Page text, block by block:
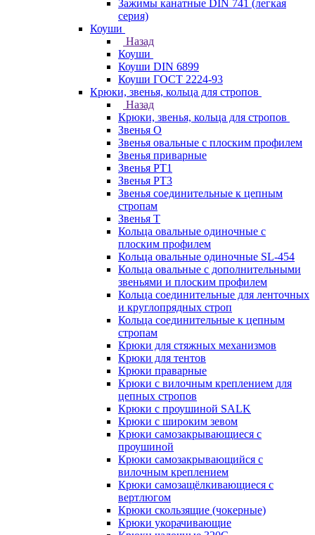
Зажимы канатные DIN 741 (легкая
серия)
Коуши
Назад
Коуши
Коуши DIN 6899
Коуши ГОСТ 2224-93
Крюки, звенья, кольца для стропов
Назад
Крюки, звенья, кольца для стропов
Звенья О
Звенья овальные с плоским профилем
Звенья приварные
Звенья РТ1
Звенья РТ3
Звенья соединительные к цепным
стропам
Звенья Т
Кольца овальные одиночные c
плоским профилем
Кольца овальные одиночные SL-454
Кольца овальные с дополнительными
звеньями и плоским профилем
Кольца соединительные для ленточных
и круглопрядных строп
Кольца соединительные к цепным
стропам
Крюки для стяжных механизмов
Крюки для тентов
Крюки праварные
Крюки с вилочным креплением для
цепных стропов
Крюки с проушиной SALK
Крюки с широким зевом
Крюки самозакрывающиеся с
проушиной
Крюки самозакрывающийся с
вилочным креплением
Крюки самозащёлкивающиеся с
вертлюгом
Крюки скользящие (чокерные)
Крюки укорачивающие